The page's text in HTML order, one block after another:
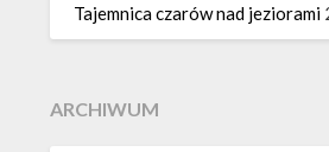
Tajemnica czarów nad jeziorami
ARCHIWUM